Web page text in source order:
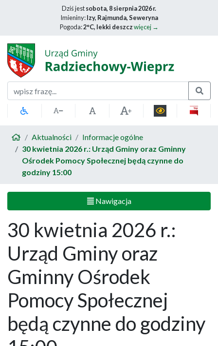
Dziś jestsobota, 8 sierpnia 2026 r.
Imieniny:Izy, Rajmunda, Seweryna
Pogoda:2°C, lekki deszczwięcej →
Szukaj
Aktualności
Informacje ogólne
30 kwietnia 2026 r.: Urząd Gminy oraz Gminny
Ośrodek Pomocy Społecznej będą czynne do
godziny 15:00
Nawigacja
30 kwietnia 2026 r.:
Urząd Gminy oraz
Gminny Ośrodek
Pomocy Społecznej
będą czynne do godziny